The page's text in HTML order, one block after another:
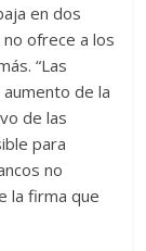
en dos
ofrece a los
“Las
de la
de las
para
no
la firma que